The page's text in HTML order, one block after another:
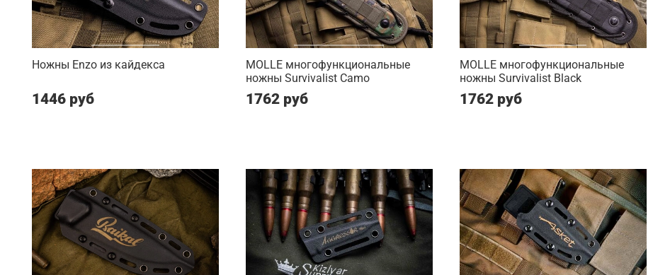
Ножны Enzo из кайдекса
1446 руб
MOLLE многофункциональные
ножны Survivalist Camo
1762 руб
MOLLE многофункциональные
ножны Survivalist Black
1762 руб